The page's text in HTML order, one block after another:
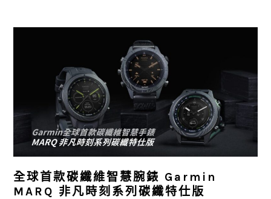
全球首款碳纖維智慧腕錶 Garmin
MARQ 非凡時刻系列碳纖特仕版